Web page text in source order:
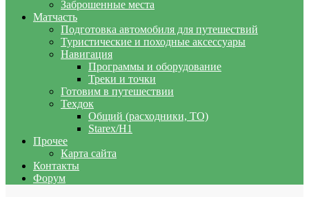
Заброшенные места
Матчасть
Подготовка автомобиля для путешествий
Туристические и походные аксессуары
Навигация
Программы и оборудование
Треки и точки
Готовим в путешествии
Техдок
Общий (расходники, ТО)
Starex/H1
Прочее
Карта сайта
Контакты
Форум